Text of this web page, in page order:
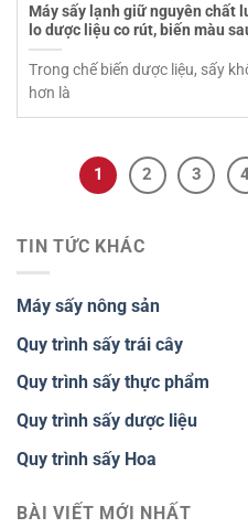
Máy sấy lạnh giữ nguyên chất
lo dược liệu co rút, biến màu
Trong chế biến dược liệu, sấy
hơn là
1 2 3
TIN TỨC KHÁC
Máy sấy nông sản
Quy trình sấy trái cây
Quy trình sấy thực phẩm
Quy trình sấy dược liệu
Quy trình sấy Hoa
BÀI VIẾT MỚI NHẤT